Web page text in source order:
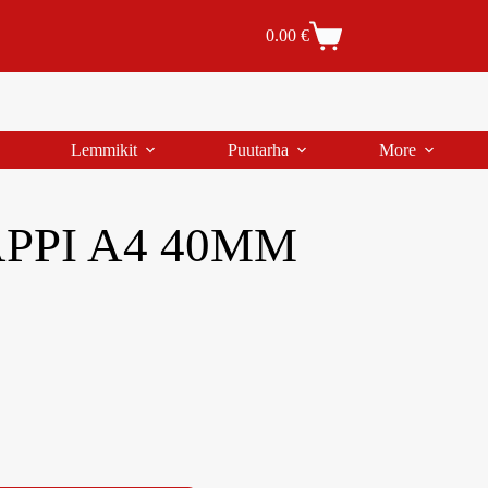
Tilauksen peruutus
0.00 €
Lemmikit Puutarha More
A4 40MM